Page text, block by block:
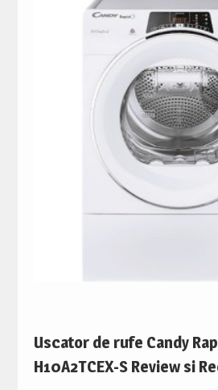
Uscator de rufe Candy
H10A2TCEX-S Review si